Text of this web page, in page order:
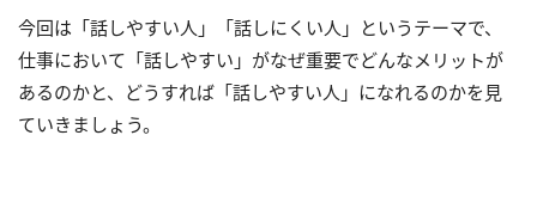
今回は「話しやすい人」「話しにくい人」というテーマで、
仕事において「話しやすい」がなぜ重要でどんなメリットが
あるのかと、どうすれば「話しやすい人」になれるのかを見
ていきましょう。